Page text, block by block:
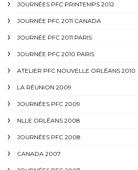
JOURNÉES PFC PRINTEMPS 2012
JOURNÉE PFC 2011 CANADA
JOURNÉE PFC 2011 PARIS
JOURNÉE PFC 2010 PARIS
ATELIER PFC NOUVELLE ORLÉANS 2010
LA RÉUNION 2009
JOURNÉES PFC 2009
NLLE ORLÉANS 2008
JOURNÉES PFC 2008
CANADA 2007